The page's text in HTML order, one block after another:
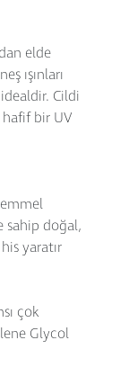
elde
ışınları
Cildi
hafif bir UV
sahip doğal,
yaratır
çok
Glycol